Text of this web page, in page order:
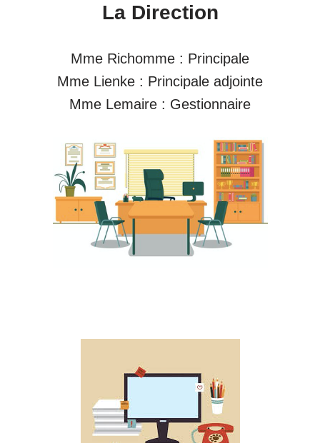
La Direction
Mme Richomme : Principale
Mme Lienke : Principale adjointe
Mme Lemaire : Gestionnaire